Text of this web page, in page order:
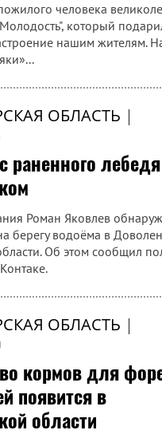
человека
который
нашим жителям.
ОБЛАСТЬ |
раненного
Роман Яковлев
берегу водоёма в
Об этом сообщил
ОБЛАСТЬ |
кормов для
появится в
области